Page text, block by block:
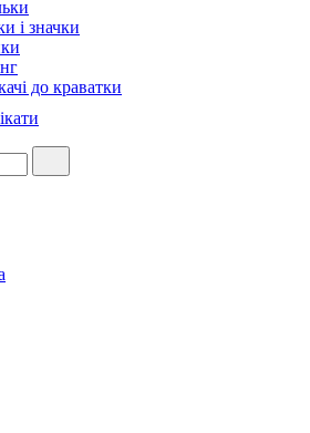
і значки
до краватки